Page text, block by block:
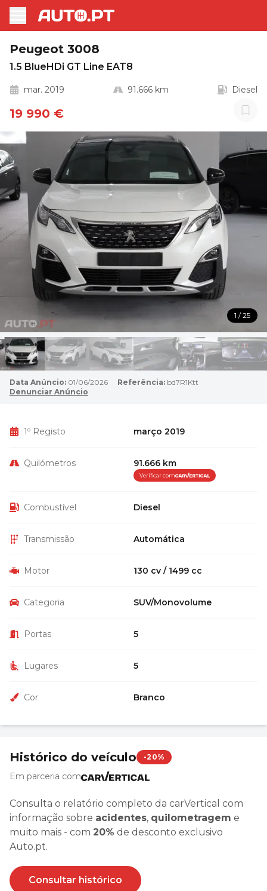
Peugeot 3008
1.5 BlueHDi GT Line EAT8
mar. 2019 91.666 km Diesel
19 990 €
1 / 25
Data Anúncio: 01/06/2026 Referência: bd7R1Ktt
Denunciar Anúncio
1º Registo março 2019
Quilómetros 91.666 km
Verificar com
Combustível Diesel
Transmissão Automática
Motor 130 cv / 1499 cc
Categoria SUV/Monovolume
Portas 5
Lugares 5
Cor Branco
Histórico do veículo -20%
Em parceria com
Consulta o relatório completo da carVertical com
informação sobre acidentes, quilometragem e
muito mais - com 20% de desconto exclusivo
Auto.pt.
Consultar histórico